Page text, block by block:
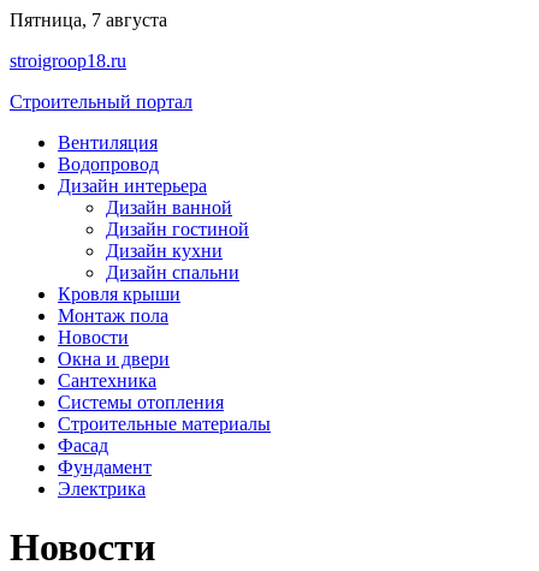
Перейти
содержимому
Пятница, 7 августа
stroigroop18.ru
Строительный портал
Вентиляция
Водопровод
Дизайн интерьера
Дизайн ванной
Дизайн гостиной
Дизайн кухни
Дизайн спальни
Кровля крыши
Монтаж пола
Новости
Окна и двери
Сантехника
Системы отопления
Строительные материалы
Фасад
Фундамент
Электрика
Новости